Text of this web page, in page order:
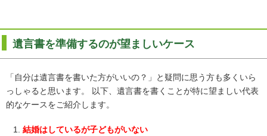
遺言書を準備するのが望ましいケース
「自分は遺言書を書いた方がいいの？」と疑問に思う方も多くいら
っしゃると思います。 以下、遺言書を書くことが特に望ましい代表
的なケースをご紹介します。
結婚はしているが子どもがいない